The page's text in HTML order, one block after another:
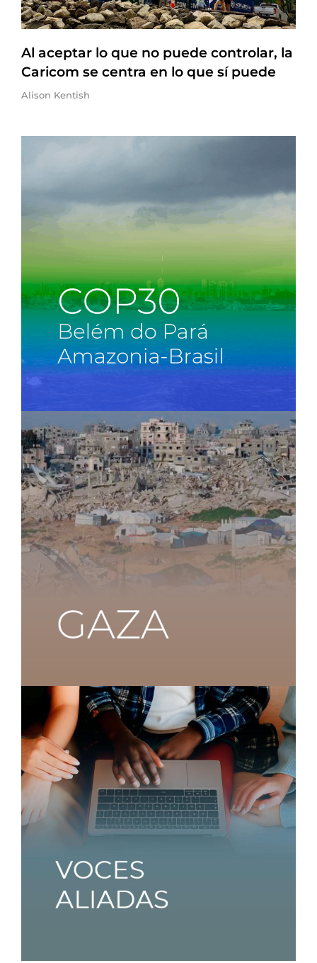
Al aceptar lo que no puede controlar, la
Caricom se centra en lo que sí puede
Alison Kentish